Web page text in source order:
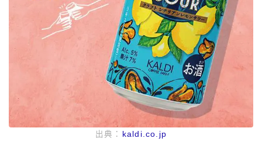
出典： kaldi.co.jp